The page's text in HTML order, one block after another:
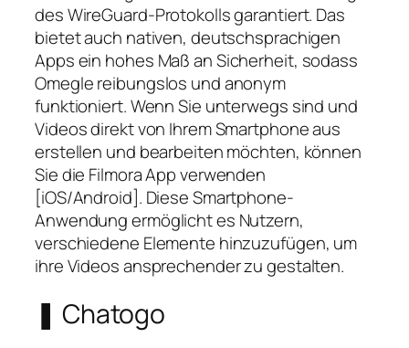
des WireGuard-Protokolls garantiert. Das
bietet auch nativen, deutschsprachigen
Apps ein hohes Maß an Sicherheit, sodass
Omegle reibungslos und anonym
funktioniert. Wenn Sie unterwegs sind und
Videos direkt von Ihrem Smartphone aus
erstellen und bearbeiten möchten, können
Sie die Filmora App verwenden
[iOS/Android]. Diese Smartphone-
Anwendung ermöglicht es Nutzern,
verschiedene Elemente hinzuzufügen, um
ihre Videos ansprechender zu gestalten.
❚ Chatogo